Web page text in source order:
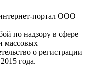
портал ООО
по надзору в сфере
массовых
о регистрации
года.